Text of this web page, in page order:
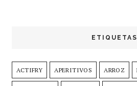
ETIQUETAS
ACTIFRY APERITIVOS ARROZ